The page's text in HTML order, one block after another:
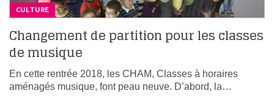
CULTURE
Changement de partition pour les classes
de musique
En cette rentrée 2018, les CHAM, Classes à horaires
aménagés musique, font peau neuve. D’abord, la…